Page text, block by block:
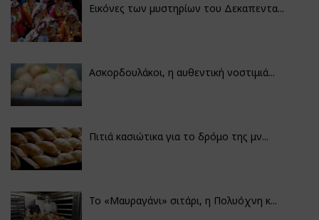
Εικόνες των μυστηρίων του Δεκαπεντα...
Ασκορδουλάκοι, η αυθεντική νοστιμιά...
Πιτιά κασιώτικα για το δρόμο της μν...
Το «Μαυραγάνι» σιτάρι, η Πολυόχνη κ...